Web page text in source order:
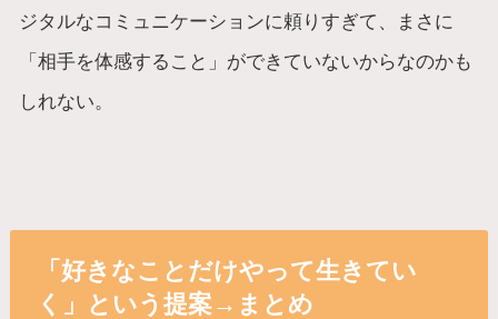
ジタルなコミュニケーションに頼りすぎて、まさに
「相手を体感すること」ができていないからなのかも
しれない。
「好きなことだけやって生きてい
く」という提案→まとめ